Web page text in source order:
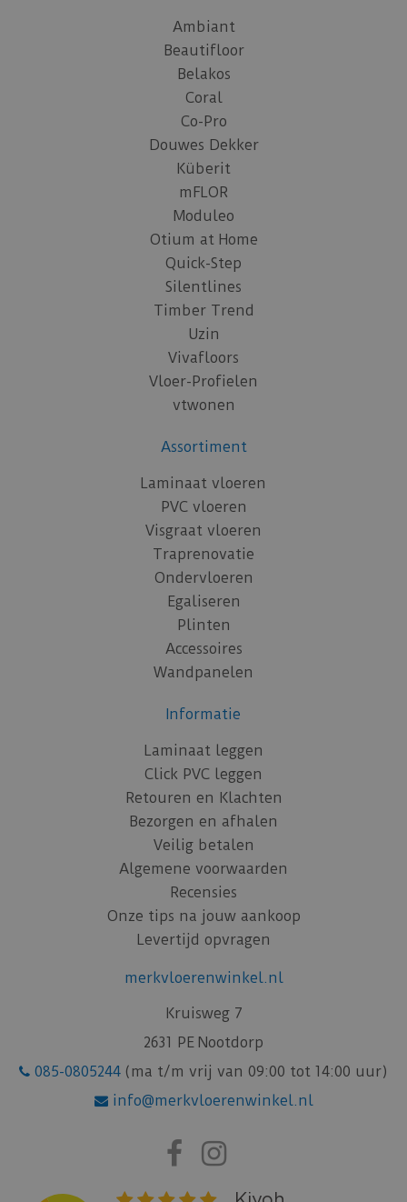
Ambiant
Beautifloor
Belakos
Coral
Co-Pro
Douwes Dekker
Küberit
mFLOR
Moduleo
Otium at Home
Quick-Step
Silentlines
Timber Trend
Uzin
Vivafloors
Vloer-Profielen
vtwonen
Assortiment
Laminaat vloeren
PVC vloeren
Visgraat vloeren
Traprenovatie
Ondervloeren
Egaliseren
Plinten
Accessoires
Wandpanelen
Informatie
Laminaat leggen
Click PVC leggen
Retouren en Klachten
Bezorgen en afhalen
Veilig betalen
Algemene voorwaarden
Recensies
Onze tips na jouw aankoop
Levertijd opvragen
merkvloerenwinkel.nl
Kruisweg 7
2631 PE Nootdorp
085-0805244 (ma t/m vrij van 09:00 tot 14:00 uur)
info@merkvloerenwinkel.nl